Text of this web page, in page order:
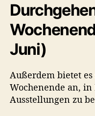
Juni)
Außerdem bietet es
Wochenende an,
Ausstellungen zu